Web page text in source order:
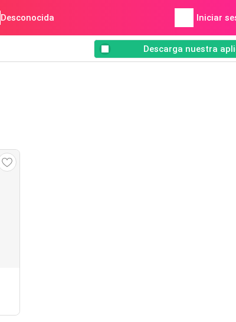
Desconocida Iniciar
Descarga nuestra